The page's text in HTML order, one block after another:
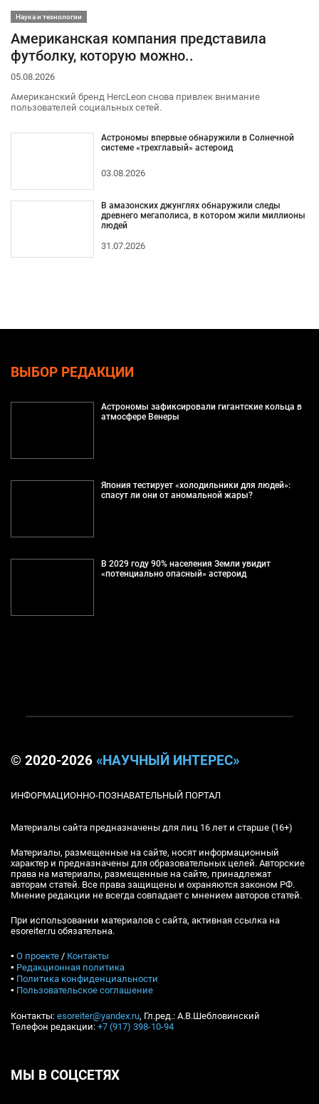
Наука и технологии
Американская компания представила
футболку, которую можно..
05.08.2026
Американский бренд HercLeon снова привлек внимание
пользователей социальных сетей.
Астрономы впервые обнаружили в Солнечной
системе «трехглавый» астероид
03.08.2026
В амазонских джунглях обнаружили следы
древнего мегаполиса, в котором жили миллионы
людей
31.07.2026
ВЫБОР РЕДАКЦИИ
Астрономы зафиксировали гигантские кольца в
атмосфере Венеры
Япония тестирует «холодильники для людей»:
спасут ли они от аномальной жары?
В 2029 году 90% населения Земли увидит
«потенциально опасный» астероид
© 2020-2026 «НАУЧНЫЙ ИНТЕРЕС»
ИНФОРМАЦИОННО-ПОЗНАВАТЕЛЬНЫЙ ПОРТАЛ
Материалы сайта предназначены для лиц 16 лет и старше (16+)
Материалы, размещенные на сайте, носят информационный
характер и предназначены для образовательных целей. Авторские
права на материалы, размещенные на сайте, принадлежат
авторам статей. Все права защищены и охраняются законом РФ.
Мнение редакции не всегда совпадает с мнением авторов статей.
При использовании материалов с сайта, активная ссылка на
esoreiter.ru обязательна.
▪ О проекте / Контакты
▪ Редакционная политика
▪ Политика конфиденциальности
▪ Пользовательское соглашение
Контакты: esoreiter@yandex.ru, Гл.ред.: А.В.Шебловинский
Телефон редакции: +7 (917) 398-10-94
МЫ В СОЦСЕТЯХ